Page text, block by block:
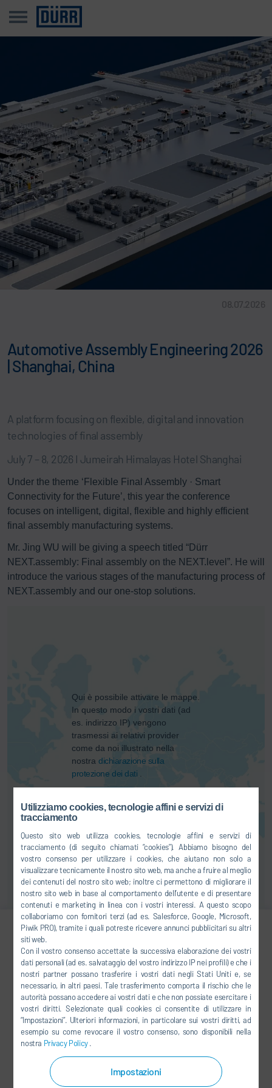
Utilizziamo cookies, tecnologie affini e servizi di
tracciamento
Questo sito web utilizza cookies, tecnologie affini e servizi di
tracciamento (di seguito chiamati “cookies”). Abbiamo bisogno del
vostro consenso per utilizzare i cookies, che aiutano non solo a
visualizzare tecnicamente il nostro sito web, ma anche a fruire al meglio
dei contenuti del nostro sito web; inoltre ci permettono di migliorare il
nostro sito web in base al comportamento dell’utente e di presentare
contenuti e marketing in linea con i vostri interessi. A questo scopo
collaboriamo con fornitori terzi (ad es. Salesforce, Google, Microsoft,
Piwik PRO), tramite i quali potreste ricevere annunci pubblicitari su altri
siti web.
Con il vostro consenso accettate la successiva elaborazione dei vostri
dati personali (ad es. salvataggio del vostro indirizzo IP nei profili) e che i
nostri partner possano trasferire i vostri dati negli Stati Uniti e, se
necessario, in altri paesi. Tale trasferimento comporta il rischio che le
autorità possano accedere ai vostri dati e che non possiate esercitare i
vostri diritti. Selezionate quali cookies ci consentite di utilizzare in
“Impostazioni”. Ulteriori informazioni, in particolare sui vostri diritti, ad
esempio su come revocare il vostro consenso, sono disponibili nella
nostra Privacy Policy.
Impostazioni
08.07.2026
Automotive Assembly Engineering 2026
| Shanghai, China
A platform focusing on flexible, digital and innovation
technologies of final assembly
July 7 – 8, 2026 I Jumeirah Himalayas Hotel Shanghai
Under the theme ‘Flexible Final Assembly · Smart
Connectivity for the Future’, this year the conference
focuses on intelligent, digital, flexible and highly efficient
final assembly manufacturing systems.
Mr. Jing WU will be giving a speech titled “Dürr
NEXT.assembly: Final assembly on the NEXT.level”. He will
introduce the various stages of the manufacturing process of
NEXT.assembly and our one-stop solutions.
Qui è possibile attivare le mappe.
In questo modo i vostri dati (ad
es. indirizzo IP) vengono
trasmessi ai relativi provider
come da noi illustrato nella
nostra dichiarazione sulla
protezione dei dati
ACCETTO
Jiaying Yu
MARKETING
+86 21 3979-1554
Jiaying.Yu@durr.com.cn
Engineering (Shanghai) Co., Ltd.
No.665 YingShun Road, Qingpu